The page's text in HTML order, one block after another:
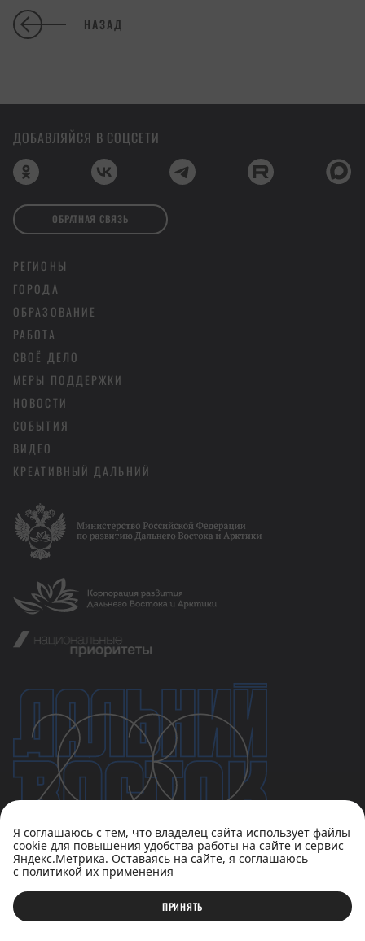
НАЗАД
Я соглашаюсь с тем, что владелец сайта использует файлы
cookie для повышения удобства работы на сайте и сервис
Яндекс.Метрика. Оставаясь на сайте, я соглашаюсь
с политикой их применения
ПРИНЯТЬ
РЕГИОНЫ
ГОРОДА
ОБРАЗОВАНИЕ
РАБОТА
СВОЁ ДЕЛО
МЕРЫ ПОДДЕРЖКИ
НОВОСТИ
СОБЫТИЯ
ВИДЕО
КРЕАТИВНЫЙ ДАЛЬНИЙ
ДОБАВЛЯЙСЯ В СОЦСЕТИ
Политика конфиденциальности
Пользовательское соглашение
ОБРАТНАЯ СВЯЗЬ